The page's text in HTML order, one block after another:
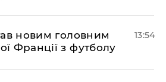
новим головним
Франції з футболу
13:54